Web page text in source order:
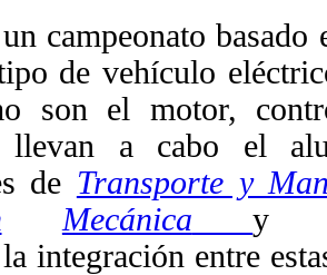
campeonato
de vehículo
son el motor,
llevan a cabo el
de Transporte y
Mecánica
integración entre